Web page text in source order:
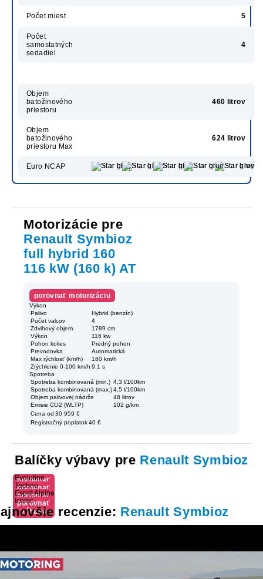
Počet miest 5
Počet
samostatných
sedadiel
4
Objem
batožinového
priestoru
460 litrov
Objem
batožinového
priestoru Max
624 litrov
Euro NCAP
Motorizácie pre
Renault Symbioz
full hybrid 160
116 kW (160 k) AT
porovnať motorizáciu
Výkon
Palivo
Hybrid (benzín)
Počet valcov
4
Zdvihový objem
1789 cm
Výkon
116 kw
Pohon kolies
Predný pohon
Prevodovka
Automatická
Max rýchlosť (km/h)
180 km/h
Zrýchlenie 0-100 km/h 9.1 s
Spotreba
Spotreba kombinovaná (min.) 4,3 l/100km
Spotreba kombinovaná (max.) 4,5 l/100km
Objem palivovej nádrže
48 litrov
Emisie CO2 (WLTP)
102 g/km
Cena od 30 959 €
Registračný poplatok 40 €
Balíčky výbavy pre Renault Symbioz
porovnať
výbavu
Evolution
porovnať
výbavu
Techno
porovnať
výbavu
Esprit Alpine
porovnať
výbavu
Iconic
recenzie: Renault Symbioz